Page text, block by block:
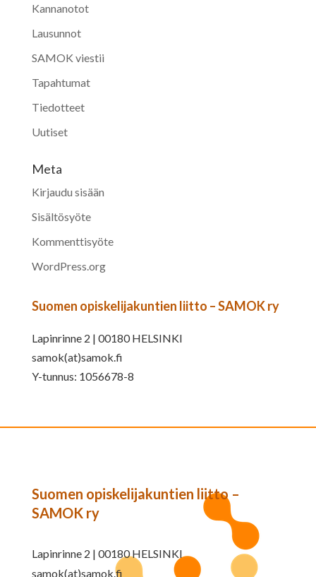
Kannanotot
Lausunnot
SAMOK viestii
Tapahtumat
Tiedotteet
Uutiset
Meta
Kirjaudu sisään
Sisältösyöte
Kommenttisyöte
WordPress.org
Suomen opiskelijakuntien liitto – SAMOK ry
Lapinrinne 2 | 00180 HELSINKI
samok(at)samok.fi
Y-tunnus: 1056678-8
Suomen opiskelijakuntien liitto –
SAMOK ry
Lapinrinne 2 | 00180 HELSINKI
samok(at)samok.fi